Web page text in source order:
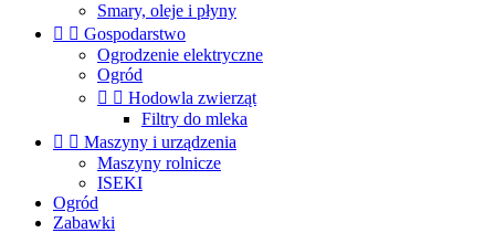
Smary, oleje i płyny
  Gospodarstwo
Ogrodzenie elektryczne
Ogród
  Hodowla zwierząt
Filtry do mleka
  Maszyny i urządzenia
Maszyny rolnicze
ISEKI
Ogród
Zabawki